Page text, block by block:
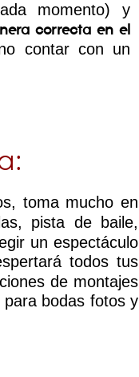
momento) y
correcta en el
contar con un
toma mucho en
pista de baile,
un espectáculo
todos tus
de montajes
bodas fotos y